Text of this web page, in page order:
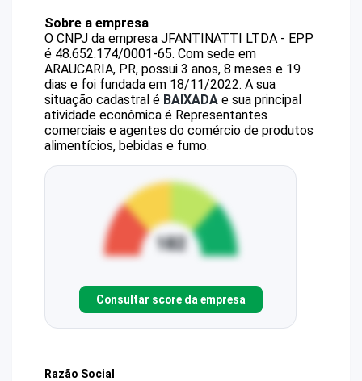
Sobre a empresa
O CNPJ da empresa JFANTINATTI LTDA - EPP
é 48.652.174/0001-65. Com sede em
ARAUCARIA, PR, possui 3 anos, 8 meses e 19
dias e foi fundada em 18/11/2022. A sua
situação cadastral é BAIXADA e sua principal
atividade econômica é Representantes
comerciais e agentes do comércio de produtos
alimentícios, bebidas e fumo.
Consultar score da empresa
Razão Social